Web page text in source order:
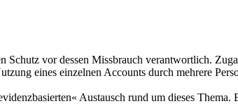
vor dessen Missbrauch verantwortlich.
eines einzelnen Accounts durch mehrere
Austausch rund um dieses